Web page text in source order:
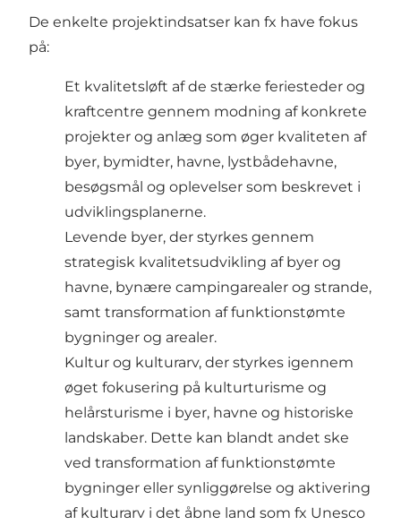
De enkelte projektindsatser kan fx have fokus
på:
Et kvalitetsløft af de stærke feriesteder og
kraftcentre gennem modning af konkrete
projekter og anlæg som øger kvaliteten af
byer, bymidter, havne, lystbådehavne,
besøgsmål og oplevelser som beskrevet i
udviklingsplanerne.
Levende byer, der styrkes gennem
strategisk kvalitetsudvikling af byer og
havne, bynære campingarealer og strande,
samt transformation af funktionstømte
bygninger og arealer.
Kultur og kulturarv, der styrkes igennem
øget fokusering på kulturturisme og
helårsturisme i byer, havne og historiske
landskaber. Dette kan blandt andet ske
ved transformation af funktionstømte
bygninger eller synliggørelse og aktivering
af kulturarv i det åbne land som fx Unesco